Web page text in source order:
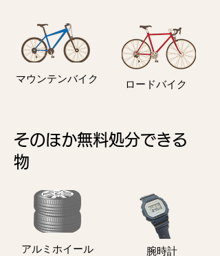
マウンテンバイク ロードバイク
そのほか無料処分できる
物
アルミホイール ​腕時計